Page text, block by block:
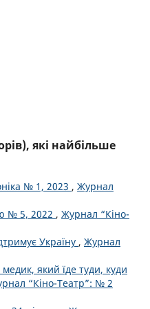
які найбільше
№ 1, 2023 , Журнал
№ 5, 2022 , Журнал “Кіно-
Україну , Журнал
який їде туди, куди
“Кіно-Театр”: № 2